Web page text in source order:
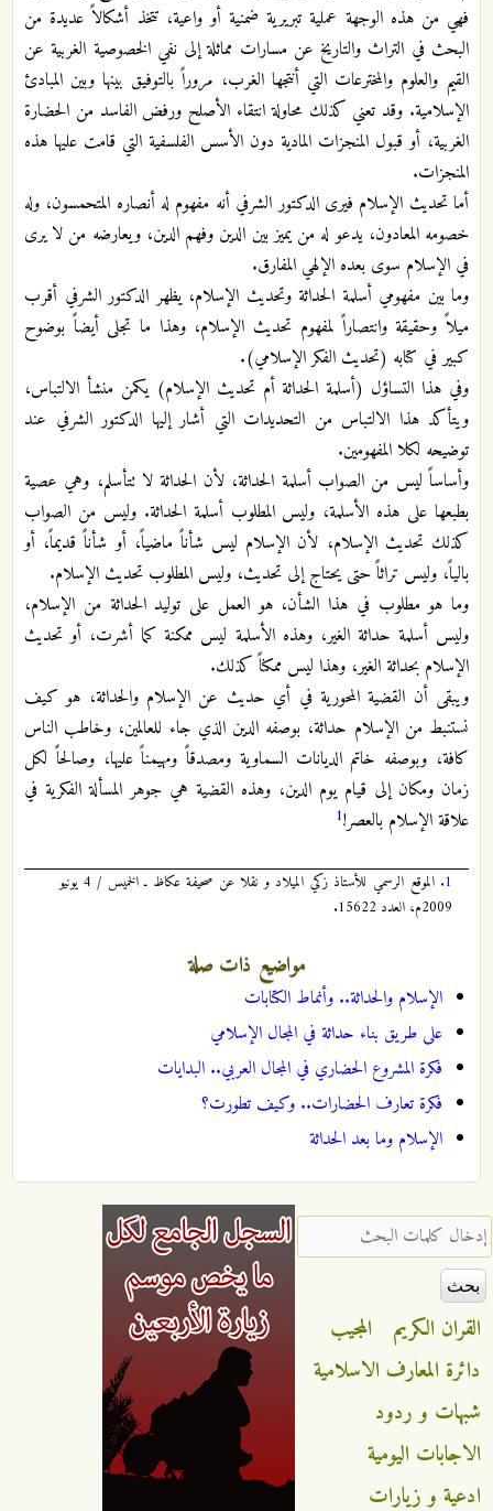
فهي من هذه الوجهة عملية تبريرية ضمنية أو واعية، تتخذ أشكالاً عديدة من
البحث في التراث والتاريخ عن مسارات مماثلة إلى نفي الخصوصية الغربية عن
القيم والعلوم والمخترعات التي أنتجها الغرب، مروراً بالتوفيق بينها وبين المبادئ
الإسلامية. وقد تعني كذلك محاولة انتقاء الأصلح ورفض الفاسد من الحضارة
الغربية، أو قبول المنجزات المادية دون الأسس الفلسفية التي قامت عليها هذه
المنجزات.
أما تحديث الإسلام فيرى الدكتور الشرفي أنه مفهوم له أنصاره المتحمسون، وله
خصومه المعادون، يدعو له من يميز بين الدين وفهم الدين، ويعارضه من لا يرى
في الإسلام سوى بعده الإلهي المفارق.
وما بين مفهومي أسلمة الحداثة وتحديث الإسلام، يظهر الدكتور الشرفي أقرب
ميلاً وحقيقة وانتصاراً لمفهوم تحديث الإسلام، وهذا ما تجلى أيضاً بوضوح
كبير في كتابه (تحديث الفكر الإسلامي).
وفي هذا التساؤل (أسلمة الحداثة أم تحديث الإسلام) يكمن منشأ الالتباس،
ويتأكد هذا الالتباس من التحديدات التي أشار إليها الدكتور الشرفي عند
توضيحه لكلا المفهومين.
وأساساً ليس من الصواب أسلمة الحداثة، لأن الحداثة لا تتأسلم، وهي عصية
بطبعها على هذه الأسلمة، وليس المطلوب أسلمة الحداثة. وليس من الصواب
كذلك تحديث الإسلام، لأن الإسلام ليس شأناً ماضياً، أو شأناً قديماً، أو
بالياً، وليس تراثاً حتى يحتاج إلى تحديث، وليس المطلوب تحديث الإسلام.
وما هو مطلوب في هذا الشأن، هو العمل على توليد الحداثة من الإسلام،
وليس أسلمة حداثة الغير، وهذه الأسلمة ليس ممكنة كما أشرت، أو تحديث
الإسلام بحداثة الغير، وهذا ليس ممكناً كذلك.
ويبقى أن القضية المحورية في أي حديث عن الإسلام والحداثة، هو كيف
نستنبط من الإسلام حداثة، بوصفه الدين الذي جاء للعالمين، وخاطب الناس
كافة، وبوصفه خاتم الديانات السماوية ومصدقاً ومهيمناً عليها، وصالحاً لكل
زمان ومكان إلى قيام يوم الدين، وهذه القضية هي جوهر المسألة الفكرية في
علاقة الإسلام بالعصر!1
1.
الموقع الرسمي للأستاذ زكي الميلاد و نقلا عن صحيفة عكاظ ـ الخميس / 4 يونيو
2009م، العدد 15622.
مواضيع ذات صلة
الإسلام والحداثة.. وأنماط الكتابات
على طريق بناء حداثة في المجال الإسلامي
فكرة المشروع الحضاري في المجال العربي.. البدايات
فكرة تعارف الحضارات.. وكيف تطورت؟
الإسلام وما بعد الحداثة
‏إدخال كلمات البحث ‏
القران الكريم
المجيب
دائرة المعارف الاسلامية
شبهات و ردود
الاجابات اليومية
ادعية و زيارات